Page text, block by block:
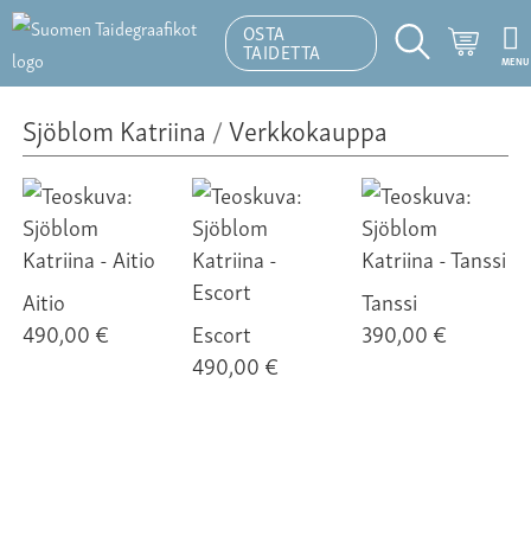
OSTA
TAIDETTA
Hakutoiminto
MENU
Sjöblom Katriina /Verkkokauppa
Aitio
490,00 €
Escort
490,00 €
Tanssi
390,00 €